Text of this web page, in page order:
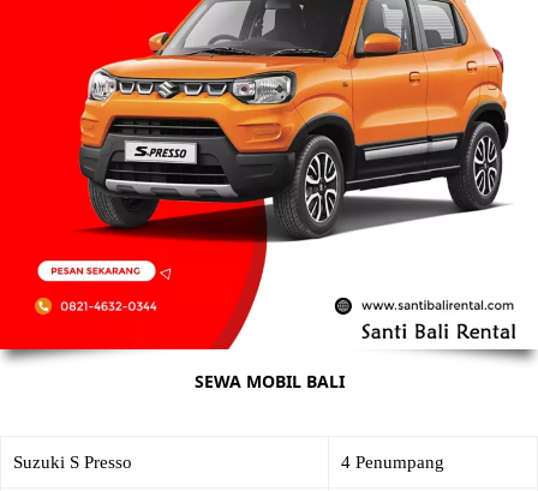
SEWA MOBIL BALI
Suzuki S Presso 4 Penumpang